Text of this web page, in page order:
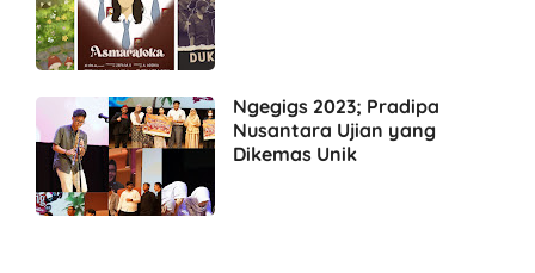
Ngegigs 2023; Pradipa
Nusantara Ujian yang
Dikemas Unik